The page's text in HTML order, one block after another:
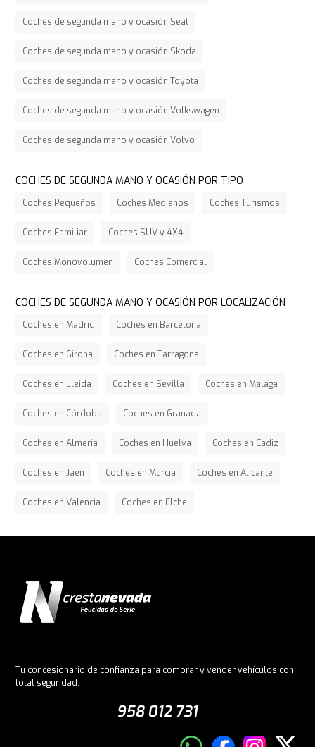
Coches de segunda mano y ocasión Seat
Coches de segunda mano y ocasión Skoda
Coches de segunda mano y ocasión Toyota
Coches de segunda mano y ocasión Volkswagen
Coches de segunda mano y ocasión Volvo
COCHES DE SEGUNDA MANO Y OCASIÓN POR TIPO
Coches Pequeños Coches Medianos Coches Turismos
Coches Familiar Coches SUV y 4X4
Coches Monovolumen Coches Comercial
COCHES DE SEGUNDA MANO Y OCASIÓN POR LOCALIZACIÓN
Coches en Madrid Coches en Barcelona
Coches en Girona Coches en Tarragona
Coches en Lleida Coches en Sevilla Coches en Málaga
Coches en Córdoba Coches en Granada
Coches en Almería Coches en Huelva Coches en Cádiz
Coches en Jaén Coches en Murcia Coches en Alicante
Coches en Valencia Coches en Elche
Tu concesionario de confianza para comprar y vender vehículos con
total seguridad.
958 012 731